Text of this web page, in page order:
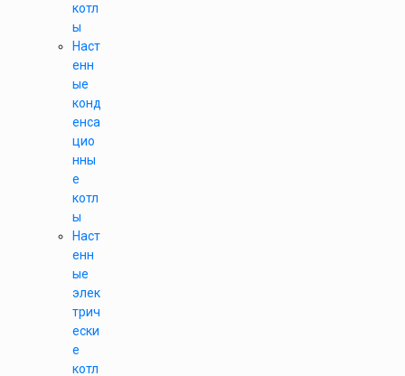
котл
ы
Наст
енн
ые
конд
енса
цио
нны
е
котл
ы
Наст
енн
ые
элек
трич
ески
е
котл